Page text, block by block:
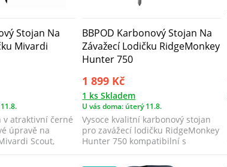
Stojan Na
Mivardi
v atraktivní černé
úpravě na
Scout,
BBPOD Karbonový Stojan Na
Závažecí Lodičku RidgeMonkey
Hunter 750
1 899 Kč
1 ks Skladem
U vás doma: úterý 11.8.
Vysoce kvalitní karbonový stojan
pro zavážecí lodičku RidgeMonkey
Hunter 750 kompatibilní s